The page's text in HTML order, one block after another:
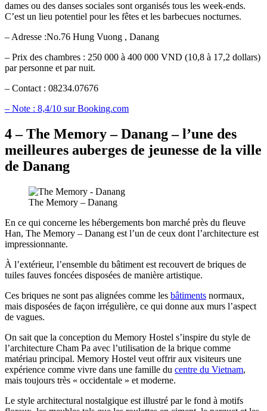
dames ou des danses sociales sont organisés tous les week-ends.
C’est un lieu potentiel pour les fêtes et les barbecues nocturnes.
– Adresse :No.76 Hung Vuong , Danang
– Prix des chambres : 250 000 à 400 000 VND (10,8 à 17,2 dollars)
par personne et par nuit.
– Contact : 08234.07676
– Note : 8,4/10 sur Booking.com
4 – The Memory – Danang – l’une des
meilleures auberges de jeunesse de la ville
de Danang
The Memory – Danang
En ce qui concerne les hébergements bon marché près du fleuve
Han, The Memory – Danang est l’un de ceux dont l’architecture est
impressionnante.
À l’extérieur, l’ensemble du bâtiment est recouvert de briques de
tuiles fauves foncées disposées de manière artistique.
Ces briques ne sont pas alignées comme les bâtiments normaux,
mais disposées de façon irrégulière, ce qui donne aux murs l’aspect
de vagues.
On sait que la conception du Memory Hostel s’inspire du style de
l’architecture Cham Pa avec l’utilisation de la brique comme
matériau principal. Memory Hostel veut offrir aux visiteurs une
expérience comme vivre dans une famille du centre du Vietnam,
mais toujours très « occidentale » et moderne.
Le style architectural nostalgique est illustré par le fond à motifs